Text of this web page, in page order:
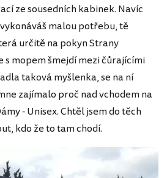
ze sousedních kabinek. Navíc
malou potřebu, tě
určitě na pokyn Strany
s mopem šmejdí mezi čůrajícími
taková myšlenka, se na ní
zajímalo proč nad vchodem na
- Unisex. Chtěl jsem do těch
kdo že to tam chodí.